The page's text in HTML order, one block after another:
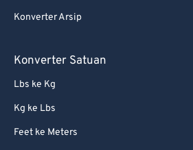
Konverter Arsip
Konverter Satuan
Lbs ke Kg
Kg ke Lbs
Feet ke Meters